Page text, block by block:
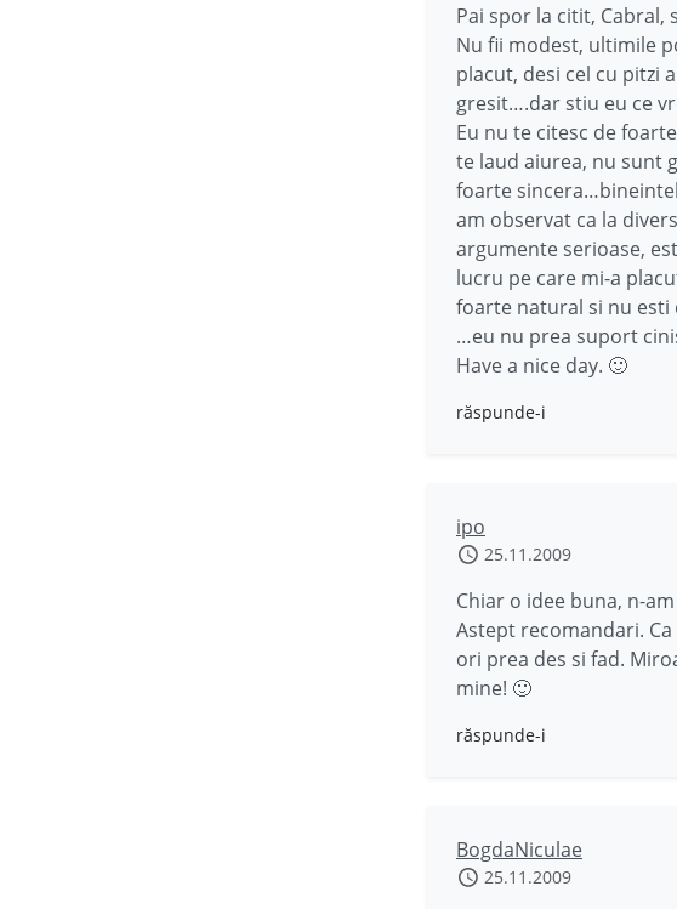
Pai spor la citit, Cabral,
Nu fii modest, ultimile
placut, desi cel cu pitzi
gresit….dar stiu eu ce
Eu nu te citesc de
te laud aiurea, nu sunt
foarte
am observat ca la
argumente serioase,
lucru pe care mi-a
foarte natural si nu esti
…eu nu prea suport
Have a nice day. 🙂
răspunde-i
ipo
25.11.2009
Chiar o idee buna, n-
Astept recomandari.
ori prea des si fad.
mine! 🙂
răspunde-i
BogdaNiculae
25.11.2009